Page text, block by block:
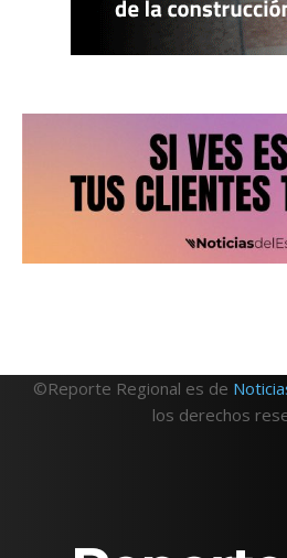
©Reporte Regional es de
los derechos